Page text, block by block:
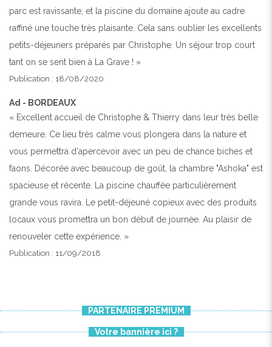
parc est ravissante, et la piscine du domaine ajoute au cadre
raffiné une touche très plaisante. Cela sans oublier les excellents
petits-déjeuners préparés par Christophe. Un séjour trop court
tant on se sent bien à La Grave ! »
Publication : 18/08/2020
Ad - BORDEAUX
« Excellent accueil de Christophe & Thierry dans leur très belle
demeure. Ce lieu très calme vous plongera dans la nature et
vous permettra d'apercevoir avec un peu de chance biches et
faons. Décorée avec beaucoup de goût, la chambre "Ashoka" est
spacieuse et récente. La piscine chauffée particulièrement
grande vous ravira. Le petit-déjeuné copieux avec des produits
locaux vous promettra un bon début de journée. Au plaisir de
renouveler cette expérience. »
Publication : 11/09/2018
PARTENAIRE PREMIUM
Votre bannière ici ?